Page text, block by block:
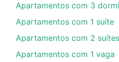
Apartamentos com 3
Apartamentos com 1 suíte
Apartamentos com 2 suítes
Apartamentos com 1 vaga